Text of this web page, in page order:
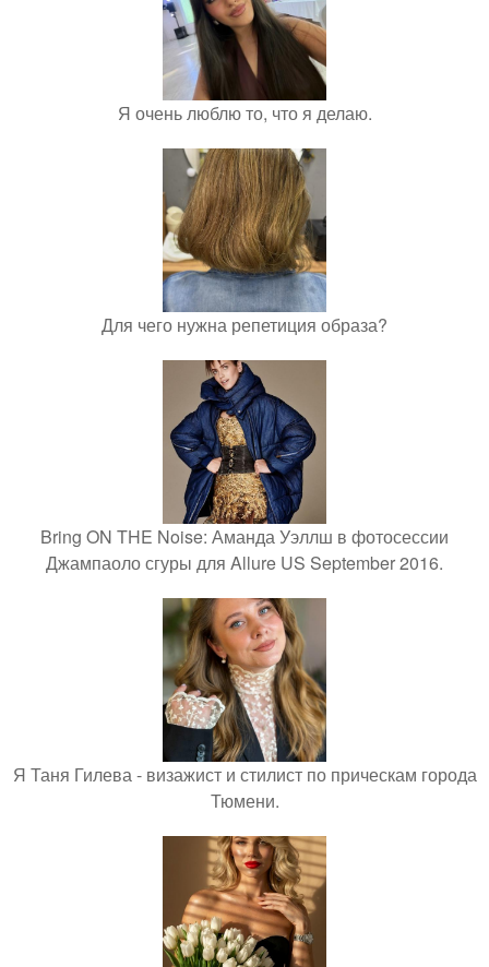
Я очень люблю то, что я делаю.
Для чего нужна репетиция образа?
Bring ON THE Noise: Аманда Уэллш в фотосессии
Джампаоло сгуры для Allure US September 2016.
Я Таня Гилева - визажист и стилист по прическам города
Тюмени.